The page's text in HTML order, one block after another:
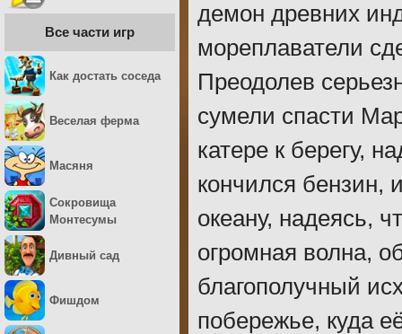
демон древних
мореплаватели
Преодолев
сумели спасти
катере к берегу,
кончился бензин,
океану, надеясь,
огромная волна,
благополучный
побережье, куда
Все части игр
Как достать соседа
Веселая ферма
Масяня
Сокровища
Монтесумы
Дивный сад
Фишдом